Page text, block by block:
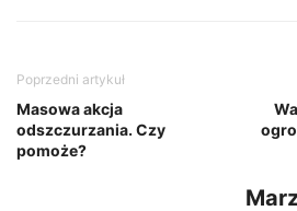
Poprzedni artykuł
Masowa akcja
odszczurzania. Czy
pomoże?